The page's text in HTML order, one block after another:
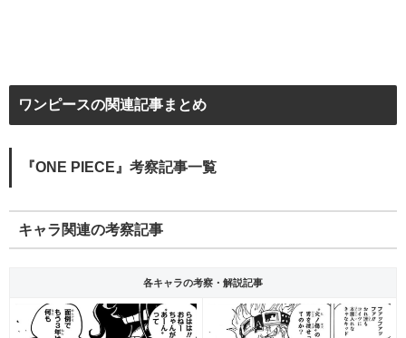
ワンピースの関連記事まとめ
『ONE PIECE』考察記事一覧
キャラ関連の考察記事
各キャラの考察・解説記事